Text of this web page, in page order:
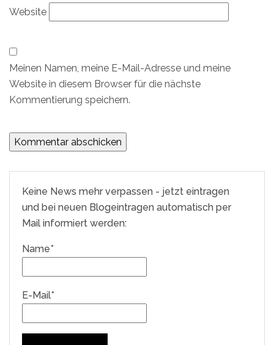
Website
Meinen Namen, meine E-Mail-Adresse und meine
Website in diesem Browser für die nächste
Kommentierung speichern.
Keine News mehr verpassen - jetzt eintragen
und bei neuen Blogeintragen automatisch per
Mail informiert werden:
Name*
E-Mail*